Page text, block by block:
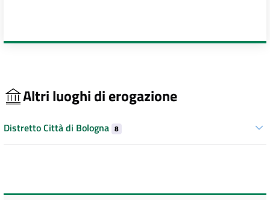
Altri luoghi di erogazione
Distretto Città di Bologna 8